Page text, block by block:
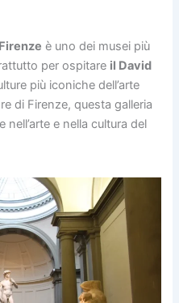
è uno dei musei più
per ospitare il David
più iconiche dell’arte
di Firenze, questa galleria
e nella cultura del